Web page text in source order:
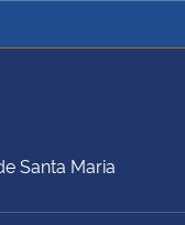
Justiça e
Santa Maria